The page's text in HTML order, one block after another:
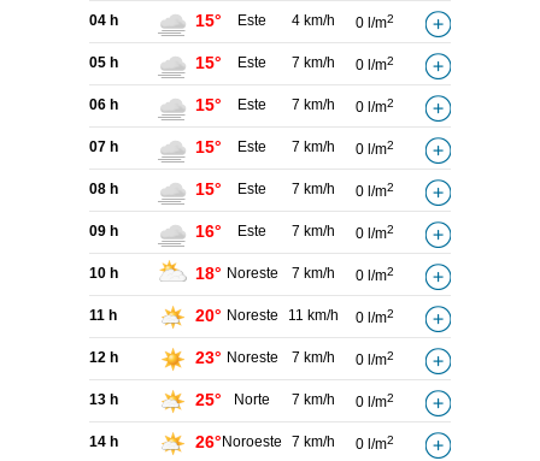
04 h 15° Este 4 km/h 0 l/m2
05 h 15° Este 7 km/h 0 l/m2
06 h 15° Este 7 km/h 0 l/m2
07 h 15° Este 7 km/h 0 l/m2
08 h 15° Este 7 km/h 0 l/m2
09 h 16° Este 7 km/h 0 l/m2
10 h 18° Noreste 7 km/h 0 l/m2
11 h 20° Noreste 11 km/h 0 l/m2
12 h 23° Noreste 7 km/h 0 l/m2
13 h 25° Norte 7 km/h 0 l/m2
14 h 26° Noroeste 7 km/h 0 l/m2